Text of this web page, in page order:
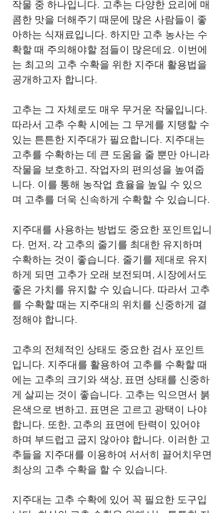
작물 중 하나입니다. 고추는 다양한 요리에 매
콤한 맛을 더해주기 때문에 많은 사람들이 좋
아하는 식재료입니다. 하지만 고추 농사는 수
확할 때 주의해야할 점들이 많은데요. 이번에
는 최고의 고추 수확을 위한 지주대 활용법을
공개하고자 합니다.
고추는 그 자체로도 매우 무거운 작물입니다.
따라서 고추 수확 시에는 그 무게를 지탱할 수
있는 튼튼한 지주대가 필요합니다. 지주대는
고추를 수확하는 데 큰 도움을 줄 뿐만 아니라
작물을 보호하고, 작업자의 편의성을 높여줍
니다. 이를 통해 농작업 효율을 높일 수 있으
며 고추를 더욱 신속하게 수확할 수 있습니다.
지주대를 사용하는 방법도 중요한 포인트입니
다. 먼저, 각 고추의 줄기를 최대한 유지하며
수확하는 것이 좋습니다. 줄기를 제대로 유지
하게 되면 고추가 오래 보전되며, 시장에서도
좋은 가치를 유지할 수 있습니다. 따라서 고추
를 수확할 때는 지주대의 위치를 신중하게 결
정해야 합니다.
고추의 전체적인 상태도 중요한 검사 포인트
입니다. 지주대를 활용하여 고추를 수확할 때
에는 고추의 크기와 색상, 표면 상태를 신중하
게 살피는 것이 좋습니다. 고추는 익으면서 붉
은색으로 변하고, 표면은 고르고 광택이 나야
합니다. 또한, 고추의 표면에 탄력이 있어야
하며 부드럽고 굽지 않아야 합니다. 이러한 고
추들을 지주대를 이용하여 서서히 끌어치우면
최상의 고추 수확을 할 수 있습니다.
지주대는 고추 수확에 있어 꼭 필요한 도구입